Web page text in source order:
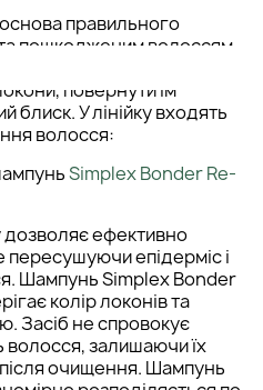
правильного
пошкодженим волоссям.
продукти серії
повернути їм
блиск. У лінійку входять
волосся:
Simplex Bonder Re-
ефективно
епідерміс і
Шампунь Simplex Bonder
колір локонів та
Засіб не спровокує
волосся, залишаючи їх
очищення. Шампунь